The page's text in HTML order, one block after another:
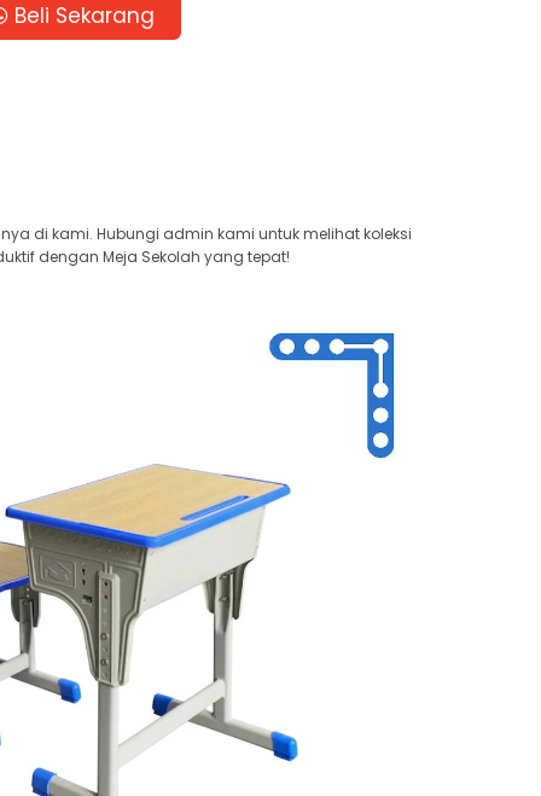
Beli Sekarang
di kami. Hubungi admin kami untuk melihat koleksi
dengan Meja Sekolah yang tepat!